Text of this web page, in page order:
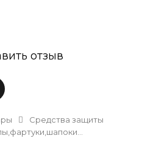
отзыв
Средства защиты